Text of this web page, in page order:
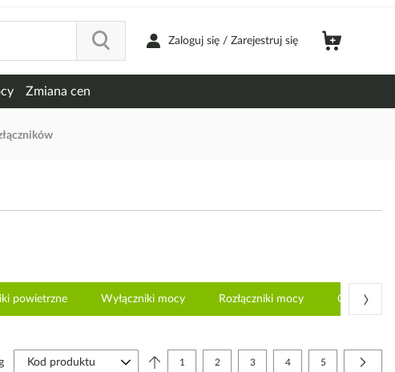
Zaloguj się / Zarejestruj się
Zmiana cen
powietrzne Wyłączniki mocy Rozłączniki mocy Odłączniki
›
Strona
Aktualnie czytasz stronę
1 Strona
2 Strona
3 Strona
4 Strona
5